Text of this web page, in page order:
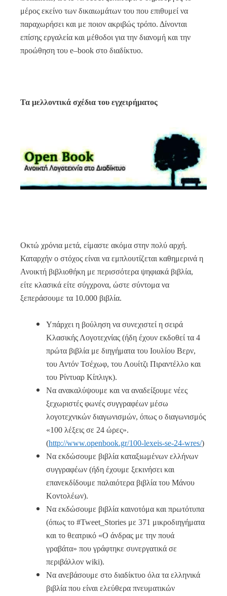
μέρος εκείνο των δικαιωμάτων του που επιθυμεί να
παραχωρήσει και με ποιον ακριβώς τρόπο. Δίνονται
επίσης εργαλεία και μέθοδοι για την διανομή και την
προώθηση του e–book στο διαδίκτυο.
Τα μελλοντικά σχέδια του εγχειρήματος
Οκτώ χρόνια μετά, είμαστε ακόμα στην πολύ αρχή.
Καταρχήν ο στόχος είναι να εμπλουτίζεται καθημερινά η
Ανοικτή βιβλιοθήκη με περισσότερα ψηφιακά βιβλία,
είτε κλασικά είτε σύγχρονα, ώστε σύντομα να
ξεπεράσουμε τα 10.000 βιβλία.
Υπάρχει η βούληση να συνεχιστεί η σειρά
Κλασικής Λογοτεχνίας (ήδη έχουν εκδοθεί τα 4
πρώτα βιβλία με διηγήματα του Ιουλίου Βερν,
του Αντόν Τσέχωφ, του Λουίτζι Πιραντέλλο και
του Ρίντυαρ Κίπλιγκ).
Να ανακαλύψουμε και να αναδείξουμε νέες
ξεχωριστές φωνές συγγραφέων μέσω
λογοτεχνικών διαγωνισμών, όπως ο διαγωνισμός
«100 λέξεις σε 24 ώρες».
(http://www.openbook.gr/100-lexeis-se-24-wres/)
Να εκδώσουμε βιβλία καταξιωμένων ελλήνων
συγγραφέων (ήδη έχουμε ξεκινήσει και
επανεκδίδουμε παλαιότερα βιβλία του Μάνου
Κοντολέων).
Να εκδώσουμε βιβλία καινοτόμα και πρωτότυπα
(όπως το #Tweet Stories με 371 μικροδιηγήματα
και το θεατρικό «Ο άνδρας με την πουά
γραβάτα» που γράφτηκε συνεργατικά σε
περιβάλλον wiki).
Να ανεβάσουμε στο διαδίκτυο όλα τα ελληνικά
βιβλία που είναι ελεύθερα πνευματικών